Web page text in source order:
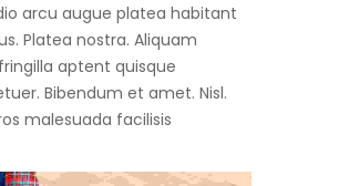
arcu augue platea habitant
Platea nostra. Aliquam
aptent quisque
Bibendum et amet. Nisl.
malesuada facilisis